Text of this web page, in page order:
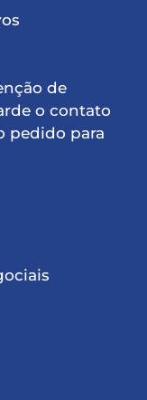
de
o contato
pedido para